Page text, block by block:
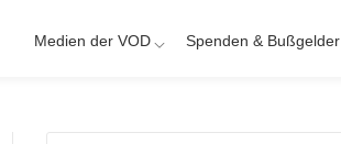
Medien der VOD Spenden & Bußgelder